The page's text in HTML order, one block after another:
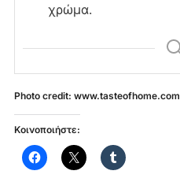
χρώμα.
Photo credit: www.tasteofhome.com
Κοινοποιήστε: